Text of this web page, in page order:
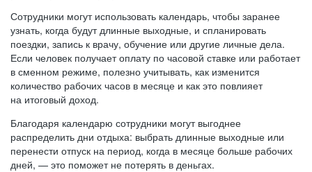
Сотрудники могут использовать календарь, чтобы заранее
узнать, когда будут длинные выходные, и спланировать
поездки, запись к врачу, обучение или другие личные дела.
Если человек получает оплату по часовой ставке или работает
в сменном режиме, полезно учитывать, как изменится
количество рабочих часов в месяце и как это повлияет
на итоговый доход.
Благодаря календарю сотрудники могут выгоднее
распределить дни отдыха: выбрать длинные выходные или
перенести отпуск на период, когда в месяце больше рабочих
дней, — это поможет не потерять в деньгах.